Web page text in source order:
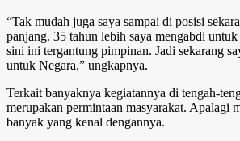
“Tak mudah juga saya sampai di posisi
panjang. 35 tahun lebih saya mengabdi
sini ini tergantung pimpinan. Jadi sekarang
untuk Negara,” ungkapnya.
Terkait banyaknya kegiatannya di tengah-
merupakan permintaan masyarakat. Apalagi
banyak yang kenal dengannya.